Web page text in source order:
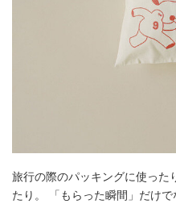
旅行の際のパッキングに使った
たり。 「もらった瞬間」だけ